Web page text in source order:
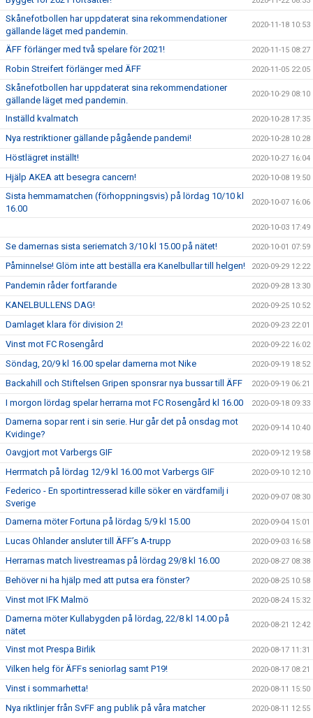
Skånefotbollen har uppdaterat sina rekommendationer
gällande läget med pandemin.
2020-11-18 10:53
ÄFF förlänger med två spelare för 2021! 2020-11-15 08:27
Robin Streifert förlänger med ÄFF 2020-11-05 22:05
Skånefotbollen har uppdaterat sina rekommendationer
gällande läget med pandemin.
2020-10-29 08:10
Inställd kvalmatch 2020-10-28 17:35
Nya restriktioner gällande pågående pandemi! 2020-10-28 10:28
Höstlägret inställt! 2020-10-27 16:04
Hjälp AKEA att besegra cancern! 2020-10-08 19:50
Sista hemmamatchen (förhoppningsvis) på lördag 10/10 kl
16.00
2020-10-07 16:06
2020-10-03 17:49
Se damernas sista seriematch 3/10 kl 15.00 på nätet! 2020-10-01 07:59
Påminnelse! Glöm inte att beställa era Kanelbullar till helgen! 2020-09-29 12:22
Pandemin råder fortfarande 2020-09-28 13:30
KANELBULLENS DAG! 2020-09-25 10:52
Damlaget klara för division 2! 2020-09-23 22:01
Vinst mot FC Rosengård 2020-09-22 16:02
Söndag, 20/9 kl 16.00 spelar damerna mot Nike 2020-09-19 18:52
Backahill och Stiftelsen Gripen sponsrar nya bussar till ÄFF 2020-09-19 06:21
I morgon lördag spelar herrarna mot FC Rosengård kl 16.00 2020-09-18 09:33
Damerna sopar rent i sin serie. Hur går det på onsdag mot
Kvidinge?
2020-09-14 10:40
Oavgjort mot Varbergs GIF 2020-09-12 19:58
Herrmatch på lördag 12/9 kl 16.00 mot Varbergs GIF 2020-09-10 12:10
Federico - En sportintresserad kille söker en värdfamilj i
Sverige
2020-09-07 08:30
Damerna möter Fortuna på lördag 5/9 kl 15.00 2020-09-04 15:01
Lucas Ohlander ansluter till ÄFF’s A-trupp 2020-09-03 16:58
Herrarnas match livestreamas på lördag 29/8 kl 16.00 2020-08-27 08:38
Behöver ni ha hjälp med att putsa era fönster? 2020-08-25 10:58
Vinst mot IFK Malmö 2020-08-24 15:32
Damerna möter Kullabygden på lördag, 22/8 kl 14.00 på
nätet
2020-08-21 12:42
Vinst mot Prespa Birlik 2020-08-17 11:31
Vilken helg för ÄFFs seniorlag samt P19! 2020-08-17 08:21
Vinst i sommarhetta! 2020-08-11 15:50
Nya riktlinjer från SvFF ang publik på våra matcher 2020-08-11 12:55